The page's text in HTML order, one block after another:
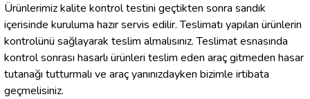
Ürünlerimiz kalite kontrol testini geçtikten sonra sandık
içerisinde kuruluma hazır servis edilir. Teslimatı yapılan ürünlerin
kontrolünü sağlayarak teslim almalısınız. Teslimat esnasında
kontrol sonrası hasarlı ürünleri teslim eden araç gitmeden hasar
tutanağı tutturmalı ve araç yanınızdayken bizimle irtibata
geçmelisiniz.